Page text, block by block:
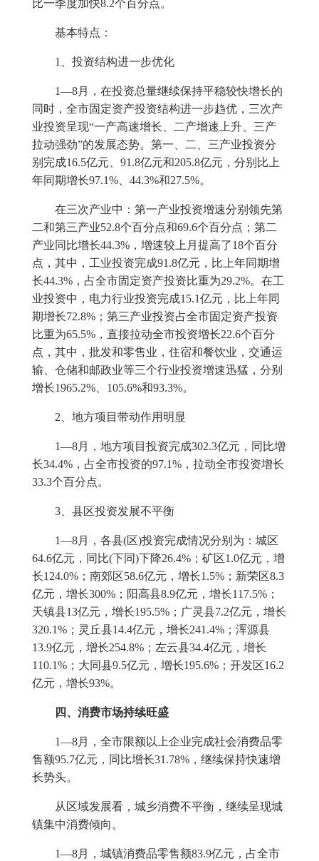
比一季度加快8.2个百分点。
基本特点：
1 、投资结构进一步优化
1—8月，在投资总量继续保持平稳较快增长的
同时，全市固定资产投资结构进一步趋优，三次产
业投资呈现“一产高速增长、二产增速上升、三产
拉动强劲”的发展态势。第一、二、三产业投资分
别完成16.5亿元、 91.8亿元和205.8亿元，分别比上
年同期增长97.1% 44.3%和27.5%。
在三次产业中：第一产业投资增速分别领先第
二和第三产业52.8个百分点和69.6个百分点；第二
产业同比增长44.3% ，增速较上月提高了18个百分
点，其中，工业投资完成91.8亿元，比上年同期增
长44.3% ，占全市固定资产投资比重为29.2%。在工
业投资中，电力行业投资完成15.1亿元，比上年同
期增长72.8% ；第三产业投资占全市固定资产投资
比重为65.5% ，直接拉动全市投资增长22.6个百分
点，其中，批发和零售业，住宿和餐饮业，交通运
输、仓储和邮政业等三个行业投资增速迅猛，分别
增长1965.2% 105.6%和93.3%。
2 、地方项目带动作用明显
1—8月，地方项目投资完成302.3亿元，同比增
长34.4% ，占全市投资的97.1% ，拉动全市投资增长
33.3个百分点。
3 、县区投资发展不平衡
1—8月，各县(区)投资完成情况分别为：城区
64.6亿元，同比(下同)下降26.4% ；矿区1.0亿元，增
长124.0% ；南郊区58.6亿元，增长1.5% ；新荣区8.3
亿元，增长300% ；阳高县8.9亿元，增长117.5% ；
天镇县13亿元，增长195.5% ；广灵县7.2亿元，增长
320.1% ；灵丘县14.4亿元，增长241.4% ；浑源县
13.9亿元，增长254.8% ；左云县34.4亿元，增长
110.1% ；大同县9.5亿元，增长195.6% ；开发区16.2
亿元，增长93%。
四、消费市场持续旺盛
1—8月，全市限额以上企业完成社会消费品零
售额95.7亿元，同比增长31.78% ，继续保持快速增
长势头。
从区域发展看，城乡消费不平衡，继续呈现城
镇集中消费倾向。
1—8月，城镇消费品零售额83.9亿元，占全市